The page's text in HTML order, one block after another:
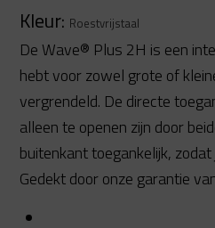
Kleur: Roestvrijstaal
De Wave® Plus 2H is een
hebt voor zowel grote of
vergrendeld. De directe
alleen te openen zijn door
buitenkant toegankelijk,
Gedekt door onze garantie